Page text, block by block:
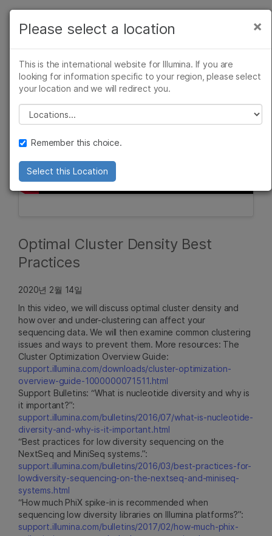
학습
회사
추천 링크
Optimal Cluster Density Best
Practices
2020년 2월 14일
In this video, we will discuss optimal cluster density and
how over and under-clustering can affect your
sequencing data. We will then examine common clustering
issues and ways to prevent them. More resources: The
Cluster Optimization Overview Guide:
support.illumina.com/downloads/cluster-optimization-
overview-guide-1000000071511.html
Support Bulletins: “What is nucleotide diversity and why is
it important?”:
support.illumina.com/bulletins/2016/07/what-is-nucleotide-
diversity-and-why-is-it-important.html
“Best practices for low diversity sequencing on the
NextSeq and MiniSeq systems.”:
support.illumina.com/bulletins/2016/03/best-practices-for-
lowdiversity-sequencing-on-the-nextseq-and-miniseq-
systems.html
“How much PhiX spike-in is recommended when
sequencing low diversity libraries on Illumina platforms?”:
support.illumina.com/bulletins/2017/02/how-much-phix-
×
Please select a location
This is the international website for Illumina. If you are
looking for information specific to your region, please select
your location and we will redirect you.
Please select a location
Remember this choice.
Select this Location
있습니다. 주요 관심 분야를 선택해 주세요:
×
암 연구
미생물학 연구
농업유전체학 연구
복합 질환 연구
임상 종양학 연구
생식 보건 연구
연구